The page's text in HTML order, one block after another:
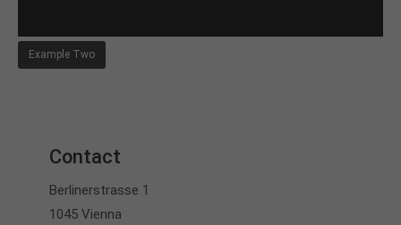
Example Two
Contact
Berlinerstrasse 1
1045 Vienna